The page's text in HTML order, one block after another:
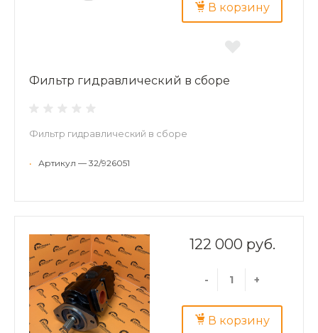
В корзину
Фильтр гидравлический в сборе
Фильтр гидравлический в сборе
• Артикул — 32/926051
122 000 руб.
- +
В корзину